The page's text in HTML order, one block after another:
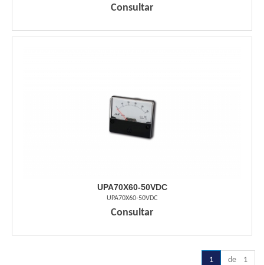
Consultar
UPA70X60-50VDC
UPA70X60-50VDC
Consultar
1 de 1